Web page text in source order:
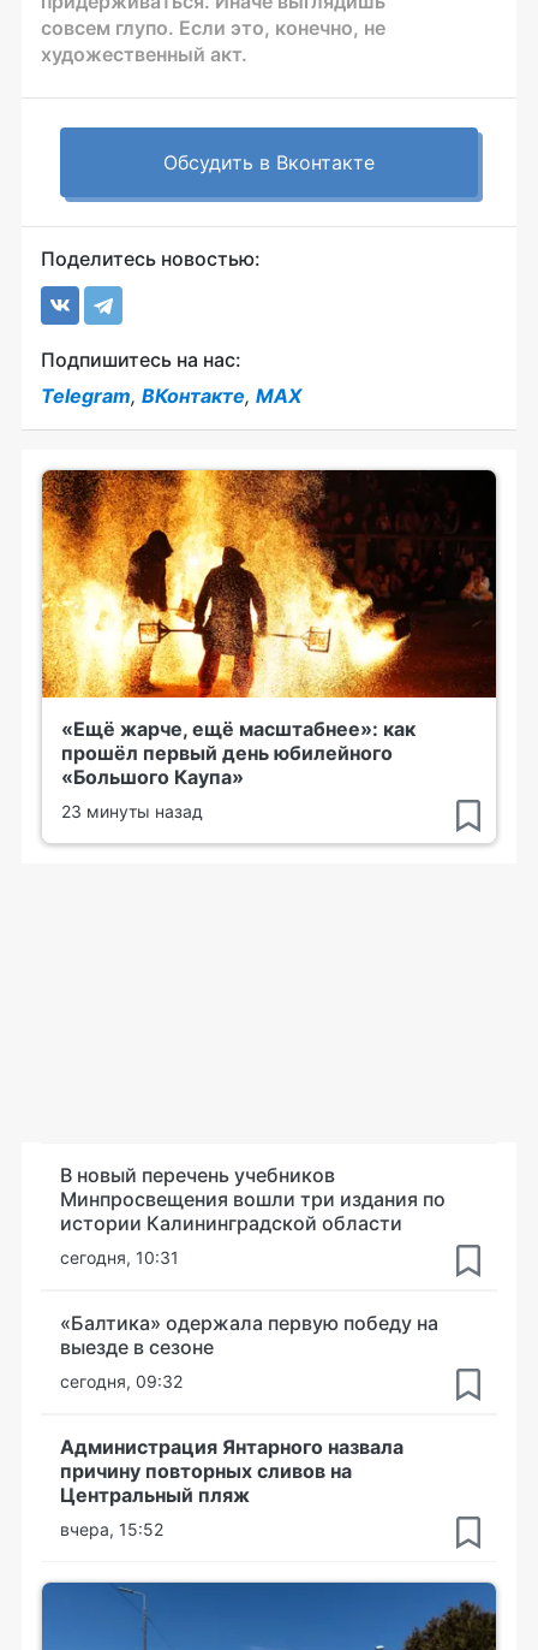
совсем глупо. Если это, конечно, не
художественный акт.
Обсудить в Вконтакте
Поделитесь новостью:
Подпишитесь на нас:
Telegram, ВКонтакте, MAX
«Ещё жарче, ещё масштабнее»: как
прошёл первый день юбилейного
«Большого Каупа»
23 минуты назад
В новый перечень учебников
Минпросвещения вошли три издания по
истории Калининградской области
сегодня, 10:31
«Балтика» одержала первую победу на
выезде в сезоне
сегодня, 09:32
Администрация Янтарного назвала
причину повторных сливов на
Центральный пляж
вчера, 15:52